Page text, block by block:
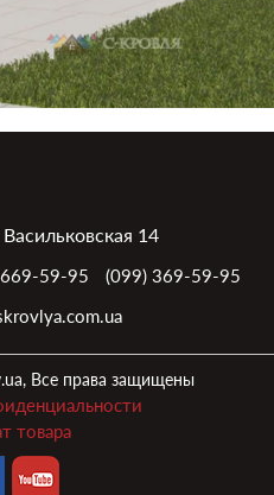
14
59-95 (099) 369-59-95
Все права защищены
товара